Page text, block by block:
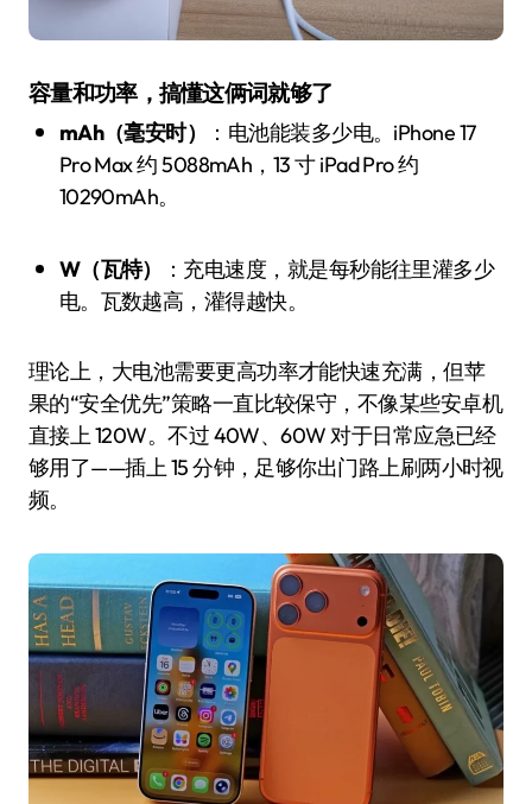
容量和功率，搞懂这俩词就够了
mAh（毫安时）
：电池能装多少电。iPhone 17
Pro Max 约 5088mAh，13 寸 iPad Pro 约
10290mAh。
W（瓦特）
：充电速度，就是每秒能往里灌多少
电。瓦数越高，灌得越快。
理论上，大电池需要更高功率才能快速充满，但苹
果的“安全优先”策略一直比较保守，不像某些安卓机
直接上 120W。不过 40W、60W 对于日常应急已经
够用了——插上 15 分钟，足够你出门路上刷两小时视
频。